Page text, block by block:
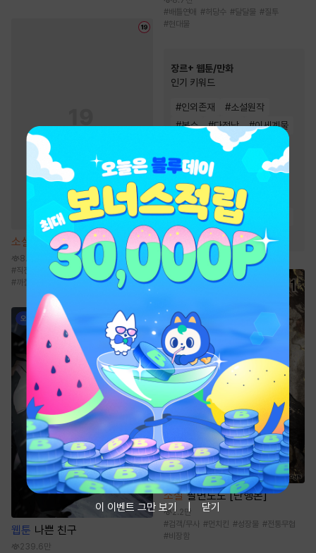
소설 은사 [단행본]
8.2천
#직진남 능력남 냉정남
동정녀
#까칠남
웹툰 나쁜 친구
239.6만
#배틀연애 #허당수 #달달물 #질투
#현대물
장르+ 웹툰/만화
인기 키워드
#인외존재 #소설원작
#복수 #다정남 #이세계물
#영상화
#역사/시대물
동양풍
#친구 #
# 초능력 #연애/결혼
#환생물 음식
#
복수물 우정
소설 팔면도도 [단행본]
2.2만
#검객/무사 #먼치킨 #성장물 #전통무협
#비장함
이 이벤트 그만 보기 닫기